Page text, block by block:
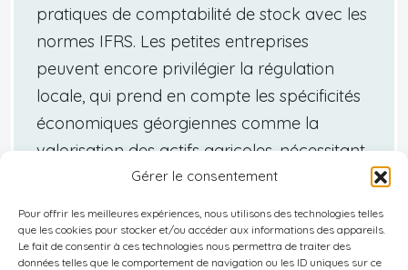
Gérer le consentement
Pour offrir les meilleures expériences, nous utilisons des technologies telles
que les cookies pour stocker et/ou accéder aux informations des appareils.
Le fait de consentir à ces technologies nous permettra de traiter des
données telles que le comportement de navigation ou les ID uniques sur ce
pratiques de comptabilité de stock avec les
normes IFRS. Les petites entreprises
peuvent encore privilégier la régulation
locale, qui prend en compte les spécificités
économiques géorgiennes comme la
valorisation des actifs agricoles, nécessitant
une expertise pointue pour une conformité
optimale.